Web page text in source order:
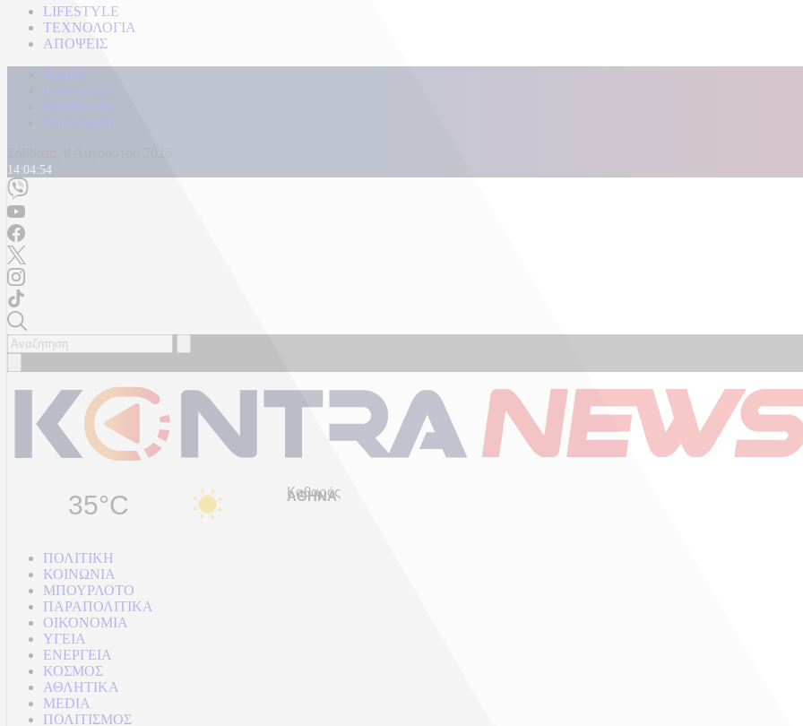
LIFESTYLE
ΤΕΧΝΟΛΟΓΙΑ
ΑΠΟΨΕΙΣ
Αρχική
Kontra Live
Καταγγελίες
Επικοινωνία
Σάββατο, 8 Αυγούστου 2026
14:04:57
35°C Καθαρός
ΠΟΛΙΤΙΚΗ
ΚΟΙΝΩΝΙΑ
ΜΠΟΥΡΛΟΤΟ
ΠΑΡΑΠΟΛΙΤΙΚΑ
ΟΙΚΟΝΟΜΙΑ
ΥΓΕΙΑ
ΕΝΕΡΓΕΙΑ
ΚΟΣΜΟΣ
ΑΘΛΗΤΙΚΑ
MEDIA
ΠΟΛΙΤΙΣΜΟΣ